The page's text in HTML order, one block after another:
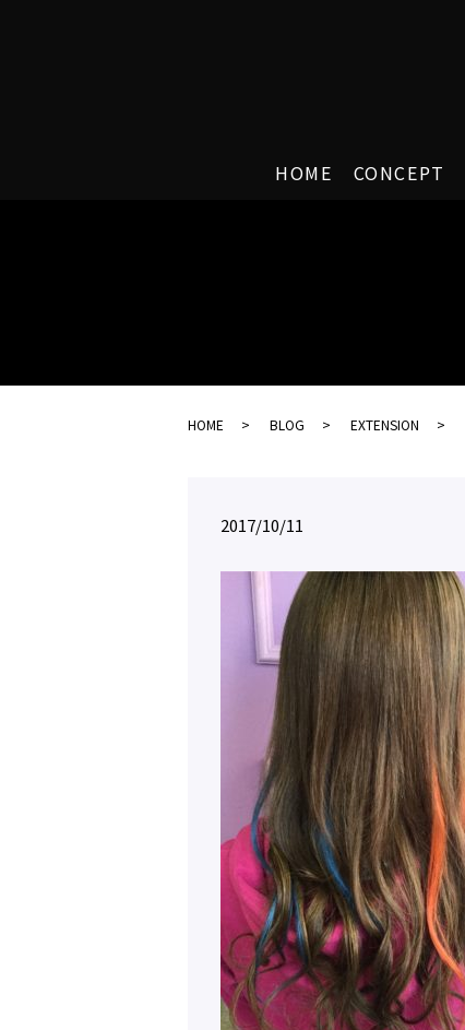
HOME CONCEPT
HOME BLOG EXTENSION
2017/10/11